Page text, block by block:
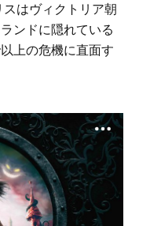
スはヴィクトリア朝
ンドに隠れている
上の危機に直面す